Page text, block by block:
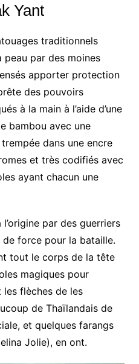
Yant
traditionnels
peau par des moines
apporter protection
des pouvoirs
à la main à l’aide d’une
bambou avec une
dans une encre
et très codifiés avec
ayant chacun une
par des guerriers
force pour la bataille.
tout le corps de la tête
magiques pour
flèches de les
de Thaïlandais de
et quelques farangs
Jolie), en ont.